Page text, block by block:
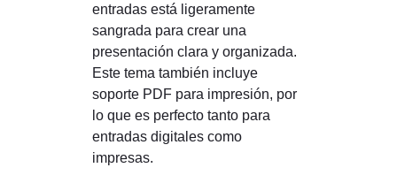
entradas está ligeramente
sangrada para crear una
presentación clara y organizada.
Este tema también incluye
soporte PDF para impresión, por
lo que es perfecto tanto para
entradas digitales como
impresas.